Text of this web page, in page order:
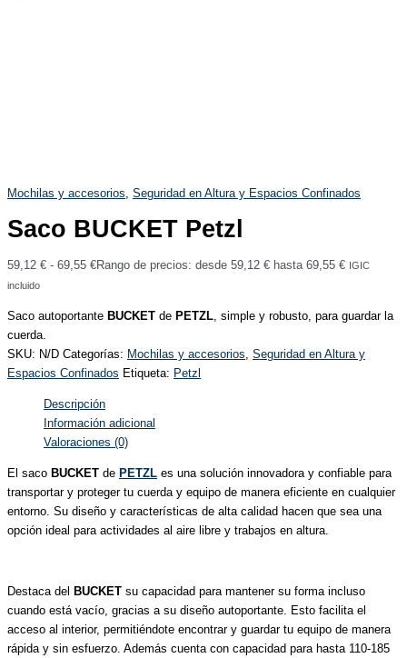
Mochilas y accesorios, Seguridad en Altura y Espacios Confinados
Saco BUCKET Petzl
59,12 € - 69,55 €Rango de precios: desde 59,12 € hasta 69,55 € IGIC
incluido
Saco autoportante BUCKET de PETZL, simple y robusto, para guardar la
cuerda.
SKU: N/D Categorías: Mochilas y accesorios, Seguridad en Altura y
Espacios Confinados Etiqueta: Petzl
Descripción
Información adicional
Valoraciones (0)
El saco BUCKET de PETZL es una solución innovadora y confiable para
transportar y proteger tu cuerda y equipo de manera eficiente en cualquier
entorno. Su diseño y características de alta calidad hacen que sea una
opción ideal para actividades al aire libre y trabajos en altura.
Destaca del BUCKET su capacidad para mantener su forma incluso
cuando está vacío, gracias a su diseño autoportante. Esto facilita el
acceso al interior, permitiéndote encontrar y guardar tu equipo de manera
rápida y sin esfuerzo. Además cuenta con capacidad para hasta 110-185